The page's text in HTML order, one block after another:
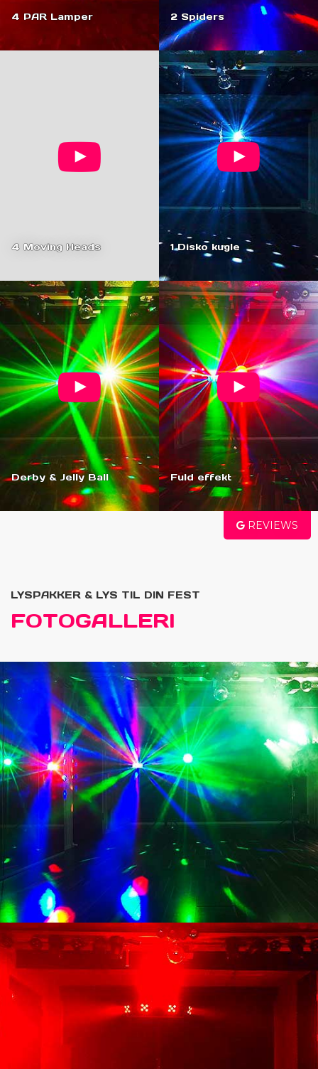
4 PAR Lamper 2 Spiders
4 Moving Heads 1 Disko kugle
Derby & Jelly Ball Fuld effekt
REVIEWS
LYSPAKKER & LYS TIL DIN FEST
FOTOGALLERI